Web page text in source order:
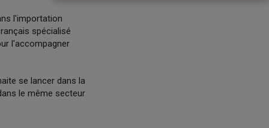
l'importation
spécialisé
l'accompagner
se lancer dans la
le même secteur